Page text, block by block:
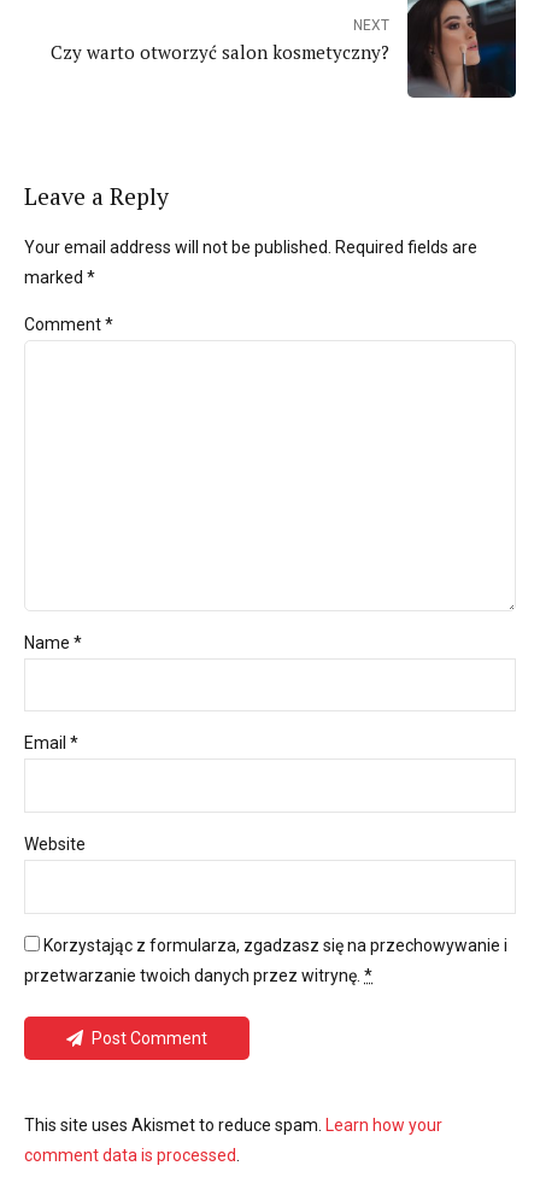
NEXT
Czy warto otworzyć salon kosmetyczny?
Leave a Reply
Your email address will not be published. Required fields are
marked *
Comment*
Name *
Email *
Website
Korzystając z formularza, zgadzasz się na przechowywanie i
przetwarzanie twoich danych przez witrynę. *
Post Comment
This site uses Akismet to reduce spam. Learn how your
comment data is processed